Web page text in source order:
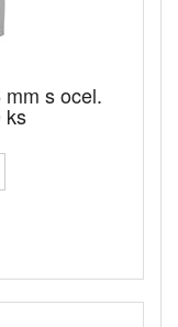
s ocel.
ks